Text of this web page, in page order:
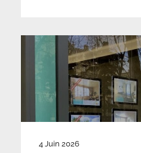
4 Juin 2026